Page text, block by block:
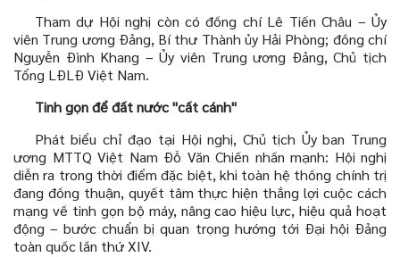
Tham dự Hội nghị còn có đồng chí Lê Tiến Châu – Ủy
viên Trung ương Đảng, Bí thư Thành ủy Hải Phòng; đồng chí
Nguyễn Đình Khang – Ủy viên Trung ương Đảng, Chủ tịch
Tổng LĐLĐ Việt Nam.
Tinh gọn để đất nước "cất cánh"
Phát biểu chỉ đạo tại Hội nghị, Chủ tịch Ủy ban Trung
ương MTTQ Việt Nam Đỗ Văn Chiến nhấn mạnh: Hội nghị
diễn ra trong thời điểm đặc biệt, khi toàn hệ thống chính trị
đang đồng thuận, quyết tâm thực hiện thắng lợi cuộc cách
mạng về tinh gọn bộ máy, nâng cao hiệu lực, hiệu quả hoạt
động – bước chuẩn bị quan trọng hướng tới Đại hội Đảng
toàn quốc lần thứ XIV.